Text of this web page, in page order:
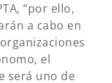
“por ello,
a cabo en
el
será uno de